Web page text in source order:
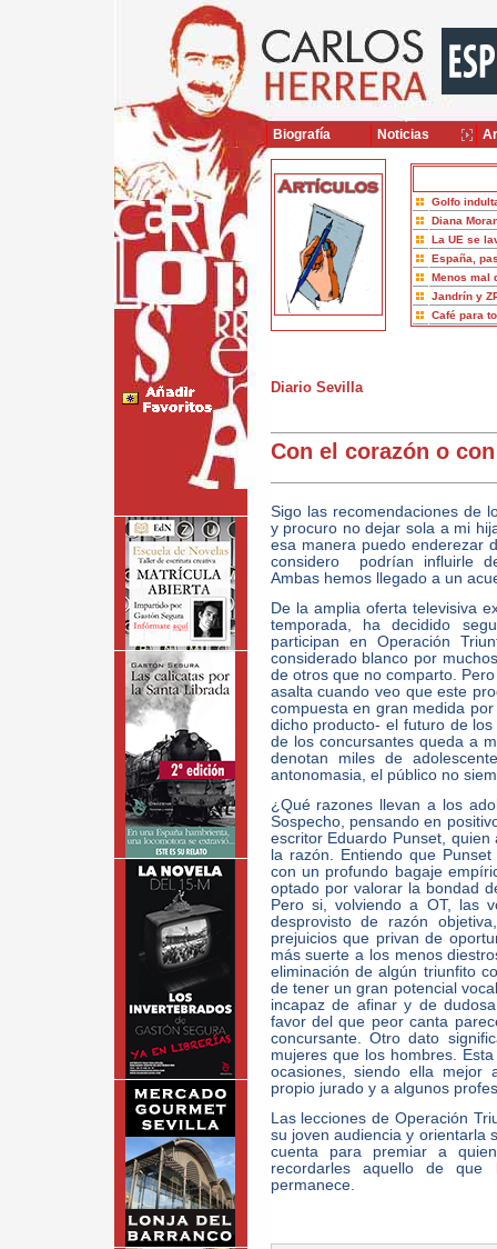
Golfo
Diana
La UE se
España,
Menos mal
Jandrín y
Café para
Diario Sevilla
Con el corazón o
Sigo las recomendaciones de
y procuro no dejar sola a mi
esa manera puedo enderezar
considero podrían influirle
Ambas hemos llegado a un
De la amplia oferta televisiva
temporada, ha decidido
participan en Operación
considerado blanco por
de otros que no comparto.
asalta cuando veo que este
compuesta en gran medida
dicho producto- el futuro de
de los concursantes queda a
denotan miles de
antonomasia, el público no
¿Qué razones llevan a los
Sospecho, pensando en
escritor Eduardo Punset,
la razón. Entiendo que
con un profundo bagaje
optado por valorar la bondad
Pero si, volviendo a OT, las
desprovisto de razón
prejuicios que privan de
más suerte a los menos
eliminación de algún triunfito
de tener un gran potencial
incapaz de afinar y de
favor del que peor canta
concursante. Otro dato
mujeres que los hombres.
ocasiones, siendo ella
propio jurado y a algunos
Las lecciones de Operación
su joven audiencia y orientarla
cuenta para premiar a
recordarles aquello de que
permanece.
Biografía Noticias